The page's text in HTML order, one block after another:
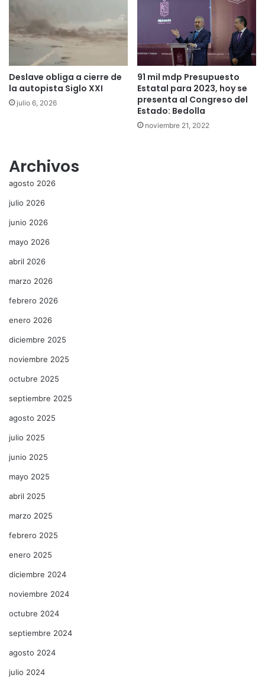
Deslave obliga a cierre de
la autopista Siglo XXI
julio 6, 2026
91 mil mdp Presupuesto
Estatal para 2023, hoy se
presenta al Congreso del
Estado: Bedolla
noviembre 21, 2022
Archivos
agosto 2026
julio 2026
junio 2026
mayo 2026
abril 2026
marzo 2026
febrero 2026
enero 2026
diciembre 2025
noviembre 2025
octubre 2025
septiembre 2025
agosto 2025
julio 2025
junio 2025
mayo 2025
abril 2025
marzo 2025
febrero 2025
enero 2025
diciembre 2024
noviembre 2024
octubre 2024
septiembre 2024
agosto 2024
julio 2024